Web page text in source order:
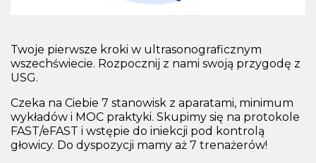
Twoje pierwsze kroki w ultrasonograficznym
wszechświecie. Rozpocznij z nami swoją przygodę z
USG.
Czeka na Ciebie 7 stanowisk z aparatami, minimum
wykładów i MOC praktyki. Skupimy się na protokole
FAST/eFAST i wstępie do iniekcji pod kontrolą
głowicy. Do dyspozycji mamy aż 7 trenażerów!